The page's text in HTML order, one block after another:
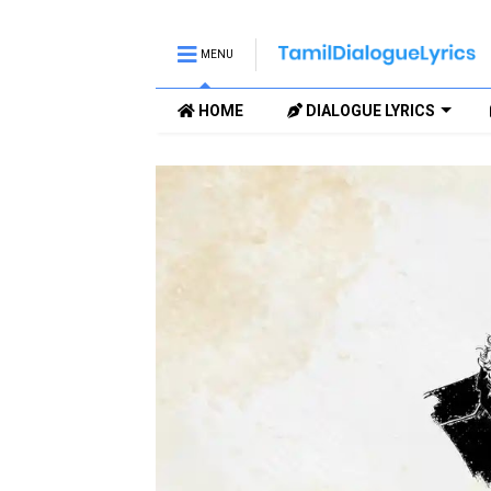
MENU
HOME DIALOGUE LYRICS